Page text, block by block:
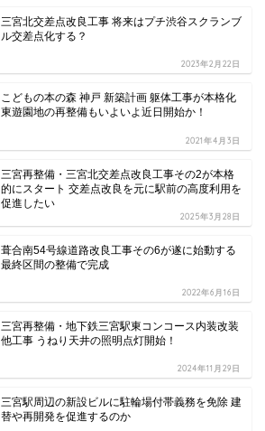
三宮北交差点改良工事 将来はプチ渋谷スクランブ
ル交差点化する？
2023年2月22日
こどもの本の森 神戸 新築計画 躯体工事が本格化
東遊園地の再整備もいよいよ近日開始か！
2021年4月3日
三宮再整備・三宮北交差点改良工事その2が本格
的にスタート 交差点改良を元に駅前の高度利用を
促進したい
2025年3月28日
葺合南54号線道路改良工事その6が遂に始動する
最終区間の整備で完成
2022年6月16日
三宮再整備・地下鉄三宮駅東コンコース内装改装
他工事 うねり天井の照明点灯開始！
2024年11月29日
三宮駅周辺の新設ビルに駐輪場付帯義務を免除 建
替や再開発を促進するのか